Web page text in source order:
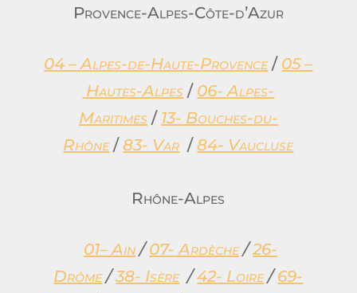
Provence-Alpes-Côte-d’Azur
04 – Alpes-de-Haute-Provence/ 05 –
Hautes-Alpes / 06- Alpes-
Maritimes/ 13- Bouches-du-
Rhône /83- Var /84- Vaucluse
Rhône-Alpes
01– Ain/07- Ardèche /26-
Drôme/38- Isère/42- Loire/69-